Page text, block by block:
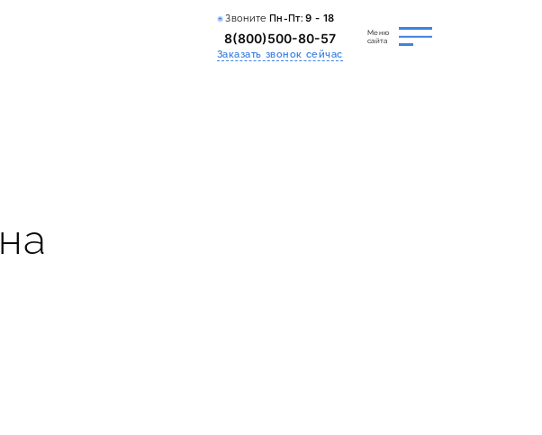
Звоните Пн-Пт:9 - 18
8(800)500-80-57
Заказать звонок сейчас
Меню
сайта
на